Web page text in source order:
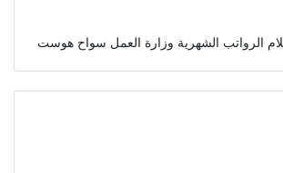
الرواتب الشهرية وزارة العمل سواح هوست